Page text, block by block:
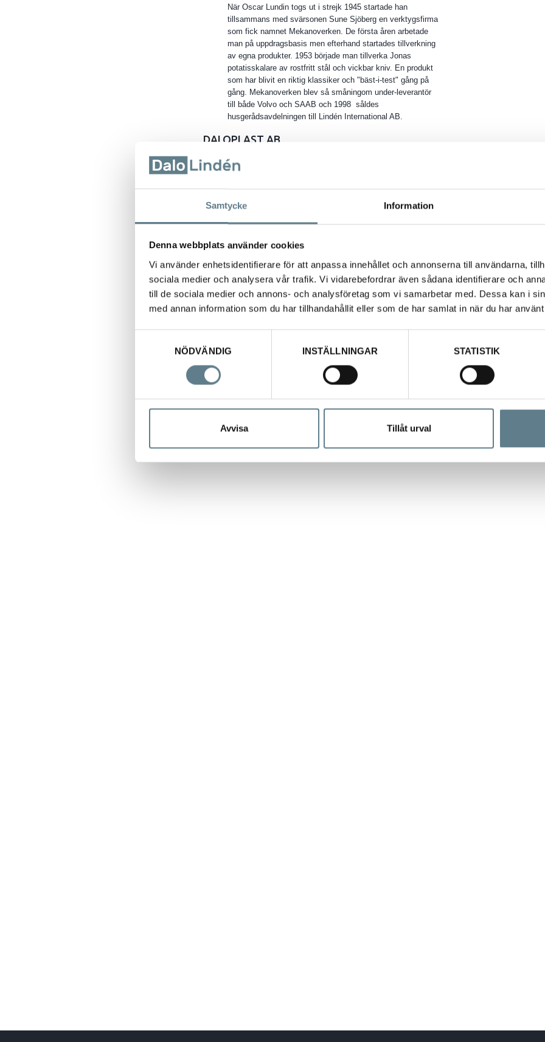
Samtycke Information
Denna webbplats använder cookies
Vi använder enhetsidentifierare för att anpassa innehållet och annonserna till användarna,
sociala medier och analysera vår trafik. Vi vidarebefordrar även sådana identifierare och
till de sociala medier och annons- och analysföretag som vi samarbetar med. Dessa kan i
med annan information som du har tillhandahållit eller som de har samlat in när du har
NÖDVÄNDIG
INSTÄLLNINGAR STATISTIK
Avvisa Tillåt urval
När Oscar Lundin togs ut i strejk 1945 startade han
tillsammans med svärsonen Sune Sjöberg en verktygsfirma
som fick namnet Mekanoverken. De första åren arbetade
man på uppdragsbasis men efterhand startades tillverkning
av egna produkter. 1953 började man tillverka Jonas
potatisskalare av rostfritt stål och vickbar kniv. En produkt
som har blivit en riktig klassiker och "bäst-i-test" gång på
gång. Mekanoverken blev så småningom under-leverantör
till både Volvo och SAAB och 1998 såldes
husgerådsavdelningen till Lindén International AB.
DALOPLAST AB
Företaget grundas 1980. Första produkten var en
lökhackare. 1982 börjar man tillverka skärbrädor och 1983
2010 köps varumärket Gourmaid som tillverkar
plastredskap.